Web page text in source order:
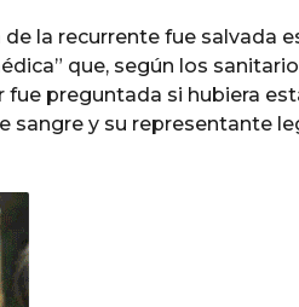
la recurrente fue salvada
que, según los
fue preguntada si hubiera
sangre y su representante